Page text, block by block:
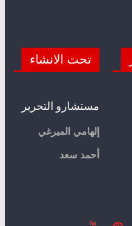
تحت الانشاء
مستشارو التحرير
إلهامي الميرغي
أحمد سعد